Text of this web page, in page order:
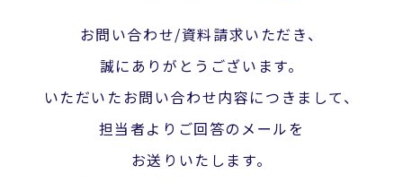
お問い合わせ/資料請求いただき、
誠にありがとうございます。
いただいたお問い合わせ内容につきまして、
担当者よりご回答のメールを
お送りいたします。